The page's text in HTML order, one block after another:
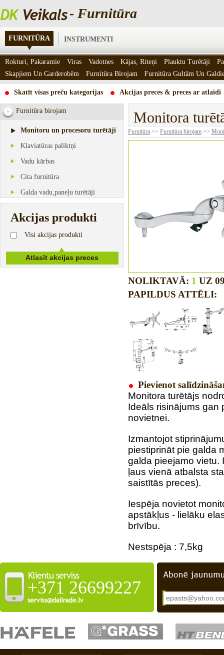
- Furnitūra
FURNITŪRA INSTRUMENTI
Skatīt visas preču kategorijas Akcijas preces & preces ar atlaidi
Furnitūra birojam
Monitoru un procesoru turētāji
Klaviatūras paliktņi
Vadu kārbas
Cita furnitūra
Galda vadu,paneļu turētāji
Akcijas produkti
Visi akcijas produkti
Monitora
Furnitūra >> Furnitūra birojam >>
NOLIKTAVĀ: 1 UZ
PAPILDUS ATTĒLI:
Pievienot
Monitora turētājs
Ideāls risinājums gan
novietnei.
Izmantojot
piestiprināt pie galda
galda pieejamo vietu.
ļaus vienā atbalsta
saistītās preces).
Iespēja novietot
apstākļus - lielāku
brīvību.
Nestspēja : 7,5kg
+371 26699227
Rokturi, Pakaramie Viras Vadotnes Kājas, Riteņi Plauktu Turētāji
Skapjiem Un Garderobēm
Furnitūra Birojam Furnitūra Gultām Un